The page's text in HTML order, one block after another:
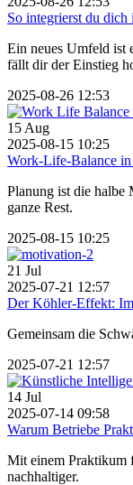
So integrierst du dich
Ein neues Umfeld ist
fällt dir der Einstieg
2025-08-26 12:53
15 Aug
2025-08-15 10:25
Work-Life-Balance
Planung ist die halbe
ganze Rest.
2025-08-15 10:25
21 Jul
2025-07-21 12:57
Der Köhler-Effekt:
Gemeinsam die
2025-07-21 12:57
14 Jul
2025-07-14 09:58
Warum Betriebe
Mit einem Praktikum
nachhaltiger.